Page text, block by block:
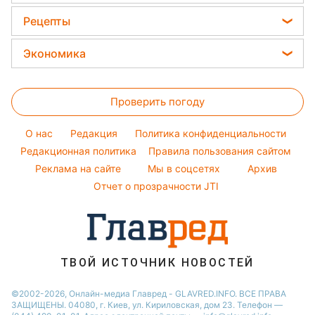
Новости Ровно
Новости Запорожья
Виталий Козловский
Потап
София Ротару
Филипп Киркоров
Ани Лорак
Советы от Андре Тана
Женские стрижки
Окрашивание волос
Все о сале
Уборка
Авто
Головоломки
Тесты по картинке
Оптические иллюзии
Народные приметы
Все о шоу-бизнесе
Рецепты
Закуски
Салаты
Простые блюда
Легкие десерты
Напитки
Праздничное меню
Экономика
Денежная помощь
Тарифы
Курс валют
Проверить погоду
O нас Редакция
Политика конфиденциальности
Редакционная политика
Правила пользования сайтом
Реклама на сайте
Мы в соцсетях
Архив
Отчет о прозрачности JTI
ТВОЙ ИСТОЧНИК НОВОСТЕЙ
©2002-2026, Онлайн-медиа Главред - GLAVRED.INFO. ВСЕ ПРАВА
ЗАЩИЩЕНЫ. 04080, г. Киев, ул. Кириловская, дом 23. Телефон —